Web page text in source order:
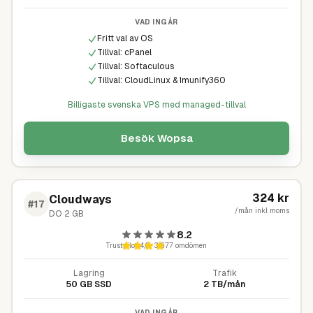
VAD INGÅR
Fritt val av OS
Tillval: cPanel
Tillval: Softaculous
Tillval: CloudLinux & Imunify360
Billigaste svenska VPS med managed-tillval
Besök Wopsa
#17 Cloudways
DO 2 GB
324 kr
/mån inkl moms
8.2
Trustpilot4,6· 3 677 omdömen
Lagring
50 GB SSD
Trafik
2 TB/mån